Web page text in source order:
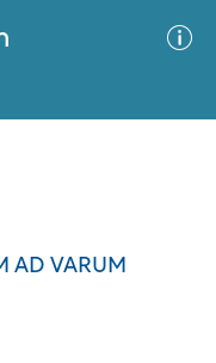
AD VARUM